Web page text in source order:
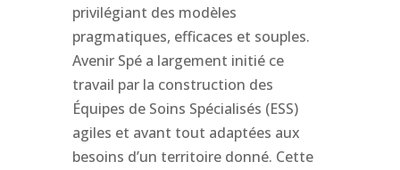
privilégiant des modèles
pragmatiques, efficaces et souples.
Avenir Spé a largement initié ce
travail par la construction des
Équipes de Soins Spécialisés (ESS)
agiles et avant tout adaptées aux
besoins d’un territoire donné. Cette